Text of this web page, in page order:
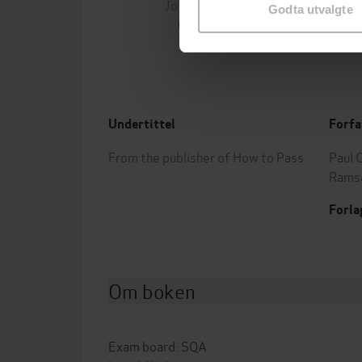
Godta utvalgte
EBOK
Undertittel
From the publisher of How to Pass Paul
Om boken
Exam board: SQA